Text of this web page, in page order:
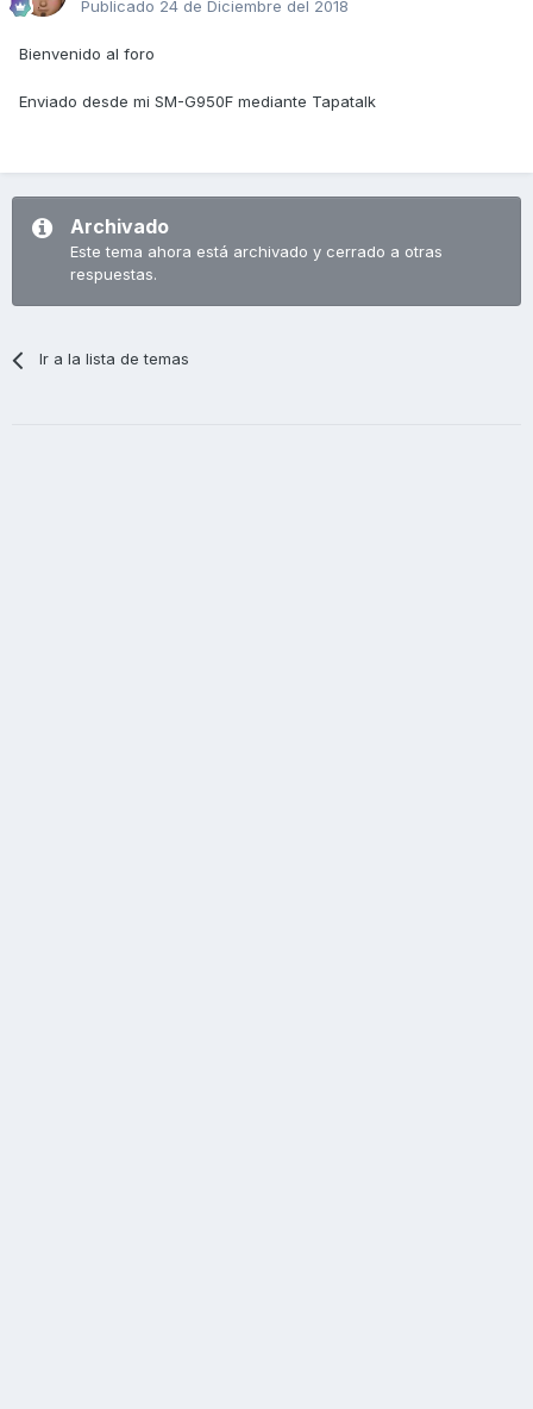
Publicado 24 de Diciembre del 2018
Bienvenido al foro
Enviado desde mi SM-G950F mediante Tapatalk
Archivado
Este tema ahora está archivado y cerrado a otras
respuestas.
Ir a la lista de temas